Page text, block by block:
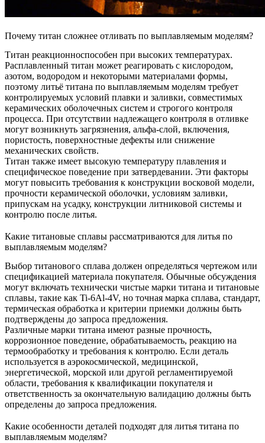
Почему титан сложнее отливать по выплавляемым моделям?
Титан реакционноспособен при высоких температурах.
Расплавленный титан может реагировать с кислородом,
азотом, водородом и некоторыми материалами формы,
поэтому литьё титана по выплавляемым моделям требует
контролируемых условий плавки и заливки, совместимых
керамических оболочечных систем и строгого контроля
процесса. При отсутствии надлежащего контроля в отливке
могут возникнуть загрязнения, альфа-слой, включения,
пористость, поверхностные дефекты или снижение
механических свойств.
Титан также имеет высокую температуру плавления и
специфическое поведение при затвердевании. Эти факторы
могут повысить требования к конструкции восковой модели,
прочности керамической оболочки, условиям заливки,
припускам на усадку, конструкции литниковой системы и
контролю после литья.
Какие титановые сплавы рассматриваются для литья по
выплавляемым моделям?
Выбор титанового сплава должен определяться чертежом или
спецификацией материала покупателя. Обычные обсуждения
могут включать технически чистые марки титана и титановые
сплавы, такие как Ti-6Al-4V, но точная марка сплава, стандарт,
термическая обработка и критерии приемки должны быть
подтверждены до запроса предложения.
Различные марки титана имеют разные прочность,
коррозионное поведение, обрабатываемость, реакцию на
термообработку и требования к контролю. Если деталь
используется в аэрокосмической, медицинской,
энергетической, морской или другой регламентируемой
области, требования к квалификации покупателя и
ответственность за окончательную валидацию должны быть
определены до запроса предложения.
Какие особенности деталей подходят для литья титана по
выплавляемым моделям?